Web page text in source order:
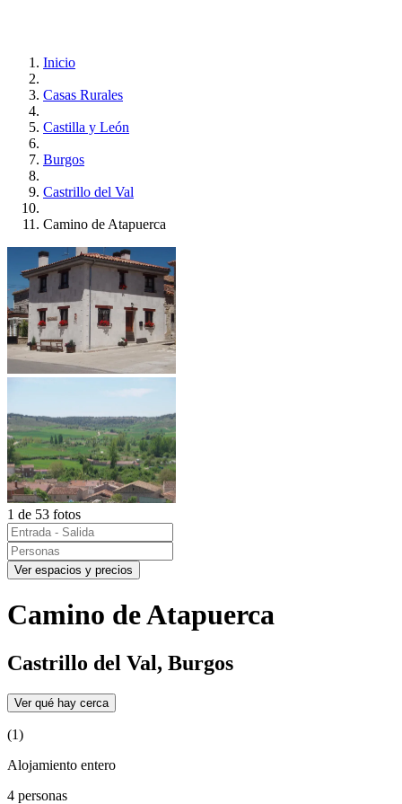
Inicio
Casas Rurales
Castilla y León
Burgos
Castrillo del Val
Camino de Atapuerca
1 de 53 fotos
Ver espacios y precios
Camino de Atapuerca
Castrillo del Val, Burgos
Ver qué hay cerca
(1)
Alojamiento entero
4 personas